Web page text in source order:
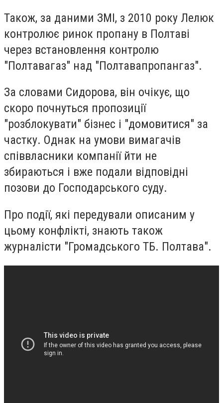
Також, за даними ЗМІ, з 2010 року Лелюк
контролює ринок пропану в Полтаві
через встановлення контролю
"Полтавагаз" над "Полтавапропангаз".
За словами Сидорова, він очікує, що
скоро почнуться пропозиції
"розблокувати" бізнес і "домовитися" за
частку. Однак на умови вимагачів
співвласники компанії йти не
збираються і вже подали відповідні
позови до Господарського суду.
Про події, які передували описаним у
цьому конфлікті, знають також
журналісти "Громадського ТБ. Полтава".